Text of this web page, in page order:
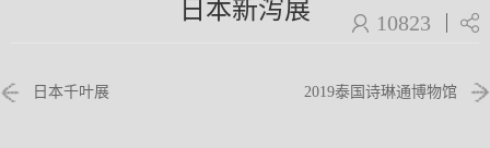
日本新泻展 10823
日本千叶展 2019泰国诗琳通博物馆